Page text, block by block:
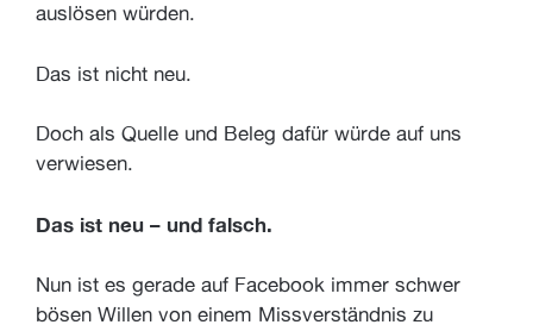
auslösen würden.
Das ist nicht neu.
Doch als Quelle und Beleg dafür würde auf uns
verwiesen.
Das ist neu – und falsch.
Nun ist es gerade auf Facebook immer schwer
bösen Willen von einem Missverständnis zu